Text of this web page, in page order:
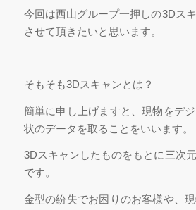
今回は西山グループ一押しの3Dス
させて頂きたいと思います。
そもそも3Dスキャンとは？
簡単に申し上げますと、現物をデ
状のデータを取ることをいいます。
3Dスキャンしたものをもとに三次
です。
金型の紛失でお困りのお客様や、